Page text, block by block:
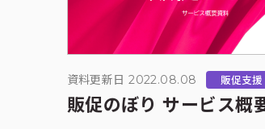
資料更新日 2022.08.08 販促支援
販促のぼり サービス概